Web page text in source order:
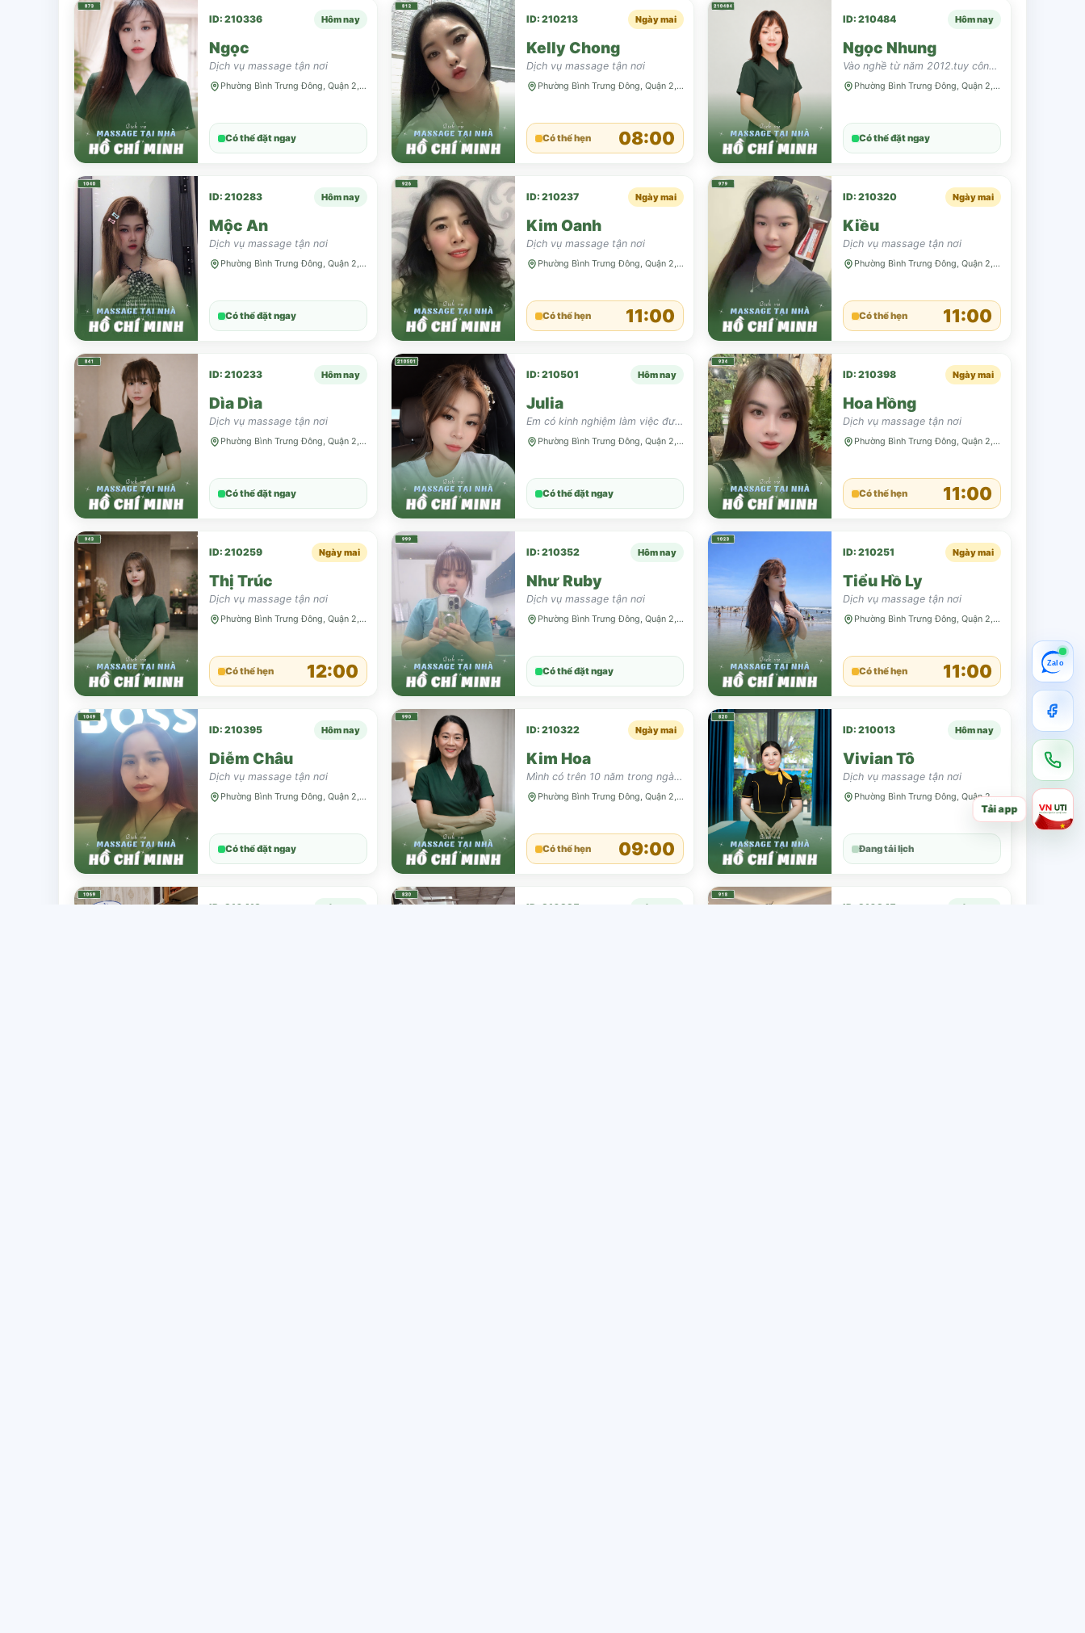
ID: 210336 Hôm nay
Ngọc
Dịch vụ massage tận nơi
Phường Bình Trưng Đông, Quận 2, TP HCM
Có thể đặt ngay
ID: 210213 Ngày mai
Kelly Chong
Dịch vụ massage tận nơi
Phường Bình Trưng Đông, Quận 2, TP HCM
Có thể hẹn 08:00
ID: 210484 Hôm nay
Ngọc Nhung
Vào nghề từ năm 2012.tuy công việc có chút gián đoạn.nhưng vẫn đủ tự tin tay nghề vốn có
Phường Bình Trưng Đông, Quận 2, TP HCM
Có thể đặt ngay
ID: 210283 Hôm nay
Mộc An
Dịch vụ massage tận nơi
Phường Bình Trưng Đông, Quận 2, TP HCM
Có thể đặt ngay
ID: 210237 Ngày mai
Kim Oanh
Dịch vụ massage tận nơi
Phường Bình Trưng Đông, Quận 2, TP HCM
Có thể hẹn 11:00
ID: 210320 Ngày mai
Kiều
Dịch vụ massage tận nơi
Phường Bình Trưng Đông, Quận 2, TP HCM
Có thể hẹn 11:00
ID: 210233 Hôm nay
Dìa Dìa
Dịch vụ massage tận nơi
Phường Bình Trưng Đông, Quận 2, TP HCM
Có thể đặt ngay
ID: 210501 Hôm nay
Julia
Em có kinh nghiệm làm việc được 2 năm lực tốt
Phường Bình Trưng Đông, Quận 2, TP HCM
Có thể đặt ngay
ID: 210398 Ngày mai
Hoa Hồng
Dịch vụ massage tận nơi
Phường Bình Trưng Đông, Quận 2, TP HCM
Có thể hẹn 11:00
ID: 210259 Ngày mai
Thị Trúc
Dịch vụ massage tận nơi
Phường Bình Trưng Đông, Quận 2, TP HCM
Có thể hẹn 12:00
ID: 210352 Hôm nay
Như Ruby
Dịch vụ massage tận nơi
Phường Bình Trưng Đông, Quận 2, TP HCM
Có thể đặt ngay
ID: 210251 Ngày mai
Tiểu Hồ Ly
Dịch vụ massage tận nơi
Phường Bình Trưng Đông, Quận 2, TP HCM
Có thể hẹn 11:00
ID: 210395 Hôm nay
Diễm Châu
Dịch vụ massage tận nơi
Phường Bình Trưng Đông, Quận 2, TP HCM
Có thể đặt ngay
ID: 210322 Ngày mai
Kim Hoa
Mình có trên 10 năm trong ngành massage, mình có thể thực hiện được hầu hết các bài massa.
Phường Bình Trưng Đông, Quận 2, TP HCM
Có thể hẹn 09:00
ID: 210013 Hôm nay
Vivian Tô
Dịch vụ massage tận nơi
Phường Bình Trưng Đông, Quận 2, TP HCM
Đang tải lịch
ID: 210413 Hôm nay ID: 210225 Hôm nay ID: 210245 Hôm nay
Zalo
Tải app